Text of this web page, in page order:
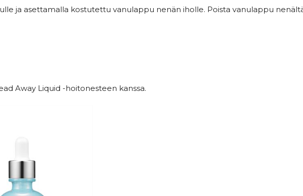
ja asettamalla kostutettu vanulappu nenän iholle. Poista vanulappu
Away Liquid -hoitonesteen kanssa.